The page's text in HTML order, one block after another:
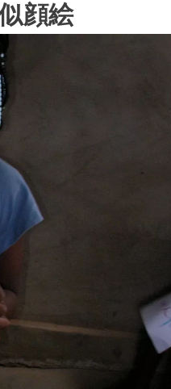
顔絵